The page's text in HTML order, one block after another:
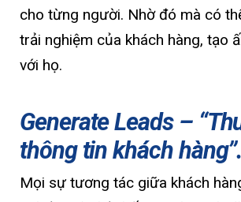
cho từng người. Nhờ đó mà có
trải nghiệm của khách hàng, tạo
với họ.
Generate Leads –
thông tin khách hàng”.
Mọi sự tương tác giữa khách